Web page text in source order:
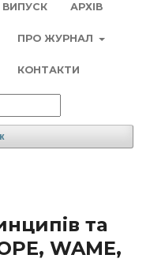
ВИПУСК АРХІВ
ПРО ЖУРНАЛ
КОНТАКТИ
та
WAME,